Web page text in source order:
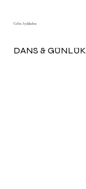
Gelin Ayakkabısı
DANS & GÜNLÜK